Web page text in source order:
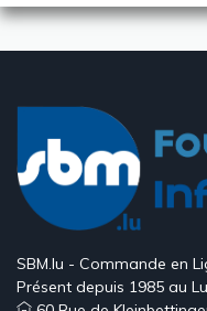
SBM.lu - Commande en
Présent depuis 1985 au